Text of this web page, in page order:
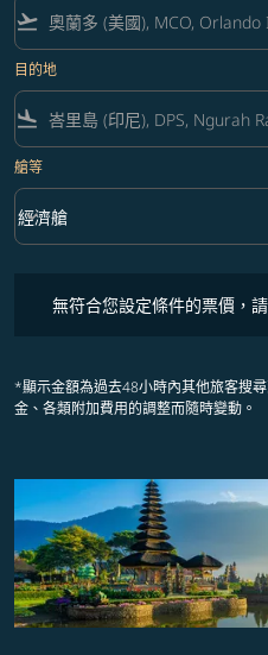
flight_takeoff
目的地
flight_land
艙等
艙等 option 經濟艙 Selected
經濟艙
keyboard_arrow_down
無符合您設定條件的票價，
*顯示金額為過去48小時內其他旅客搜
金、各類附加費用的調整而隨時變動。